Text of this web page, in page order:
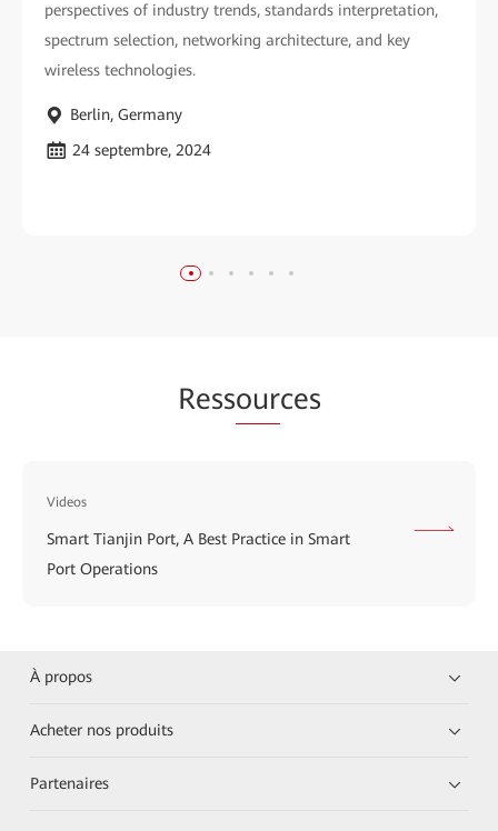
perspectives of industry trends, standards interpretation,
spectrum selection, networking architecture, and key
wireless technologies.
Berlin, Germany
24 septembre, 2024
Ressources
Videos
Smart Tianjin Port, A Best Practice in Smart
Port Operations
À propos
Acheter nos produits
Partenaires